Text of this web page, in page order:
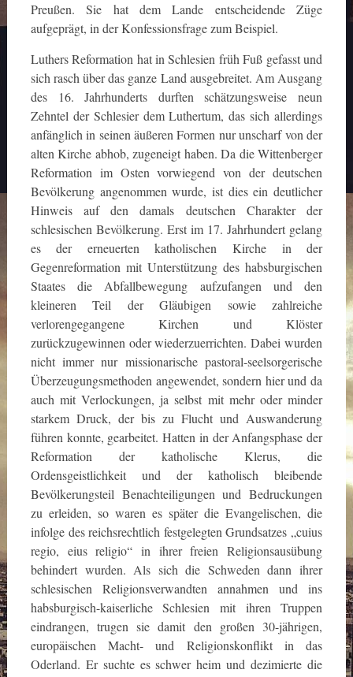
Preußen. Sie hat dem Lande entscheidende Züge
aufgeprägt, in der Konfessionsfrage zum Beispiel.
Luthers Reformation hat in Schlesien früh Fuß gefasst und
sich rasch über das ganze Land ausgebreitet. Am Ausgang
des 16. Jahrhunderts durften schätzungsweise neun
Zehntel der Schlesier dem Luthertum, das sich allerdings
anfänglich in seinen äußeren Formen nur unscharf von der
alten Kirche abhob, zugeneigt haben. Da die Wittenberger
Reformation im Osten vorwiegend von der deutschen
Bevölkerung angenommen wurde, ist dies ein deutlicher
Hinweis auf den damals deutschen Charakter der
schlesischen Bevölkerung. Erst im 17. Jahrhundert gelang
es der erneuerten katholischen Kirche in der
Gegenreformation mit Unterstützung des habsburgischen
Staates die Abfallbewegung aufzufangen und den
kleineren Teil der Gläubigen sowie zahlreiche
verlorengegangene Kirchen und Klöster
zurückzugewinnen oder wiederzuerrichten. Dabei wurden
nicht immer nur missionarische pastoral-seelsorgerische
Überzeugungsmethoden angewendet, sondern hier und da
auch mit Verlockungen, ja selbst mit mehr oder minder
starkem Druck, der bis zu Flucht und Auswanderung
führen konnte, gearbeitet. Hatten in der Anfangsphase der
Reformation der katholische Klerus, die
Ordensgeistlichkeit und der katholisch bleibende
Bevölkerungsteil Benachteiligungen und Bedruckungen
zu erleiden, so waren es später die Evangelischen, die
infolge des reichsrechtlich festgelegten Grundsatzes „cuius
regio, eius religio“ in ihrer freien Religionsausübung
behindert wurden. Als sich die Schweden dann ihrer
schlesischen Religionsverwandten annahmen und ins
habsburgisch-kaiserliche Schlesien mit ihren Truppen
eindrangen, trugen sie damit den großen 30-jährigen,
europäischen Macht- und Religionskonflikt in das
Oderland. Er suchte es schwer heim und dezimierte die